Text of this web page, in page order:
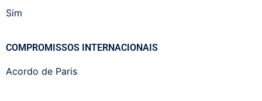
Sim
COMPROMISSOS INTERNACIONAIS
Acordo de Paris